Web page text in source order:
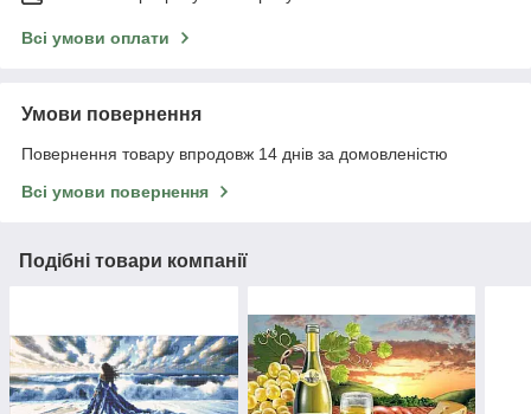
Всі умови оплати
Умови повернення
Повернення товару впродовж 14 днів за домовленістю
Всі умови повернення
Подібні товари компанії